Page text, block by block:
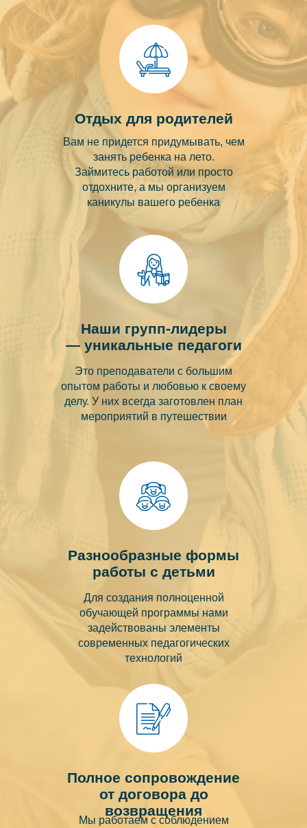
Отдых для родителей
Вам не придется придумывать, чем
занять ребенка на лето.
Займитесь работой или просто
отдохните, а мы организуем
каникулы вашего ребенка
Разнообразные формы
работы с детьми
Для создания полноценной
обучающей программы нами
задействованы элементы
современных педагогических
технологий
Наши групп-лидеры
— уникальные педагоги
Это преподаватели с большим
опытом работы и любовью к своему
делу. У них всегда заготовлен план
мероприятий в путешествии
Полное сопровождение
от договора до
возвращения
Мы работаем с соблюдением